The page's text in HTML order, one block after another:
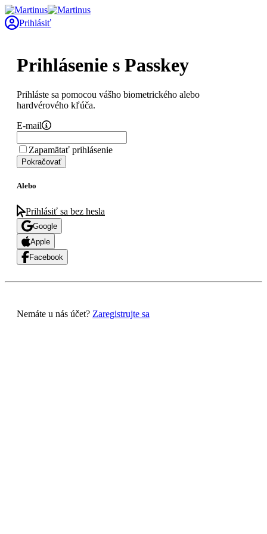
Prihlásiť
Prihlásenie s Passkey
Prihláste sa pomocou vášho biometrického alebo
hardvérového kľúča.
E-mail
Zapamätať prihlásenie
Pokračovať
Alebo
Prihlásiť sa bez hesla
Google
Apple
Facebook
Nemáte u nás účet? Zaregistrujte sa